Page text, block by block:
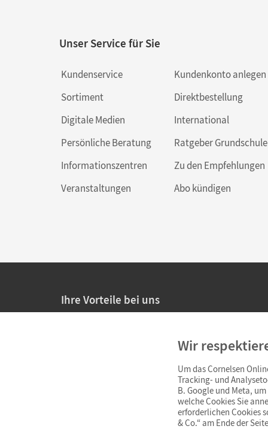
Unser Service für Sie
Kundenservice
Sortiment
Digitale Medien
Persönliche Beratung
Informationszentren
Veranstaltungen
Kundenkonto anlegen
Direktbestellung
International
Ratgeber Grundschule
Zu den Empfehlungen
Abo kündigen
Ihre Vorteile bei uns
Persönliche Angebote für Lehrkräfte
Sicheres Einkaufen mit SSL-Verschlüsselung
Widerrufsfristvon 4 Wochen
Schnelle und einfache Retourenabwicklung
Wir
Um das Cornelsen
Tracking- und
B. Google und Meta,
welche Cookies Sie
erforderlichen Cookies
& Co.“ am Ende der